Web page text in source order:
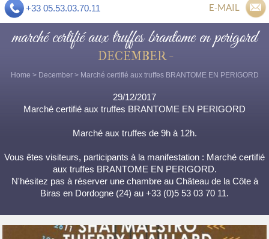
+33 05.53.03.70.11 E-MAIL
marché certifié aux truffes brantome en perigord
DECEMBER -
Home > December> Marché certifié aux truffes BRANTOME EN PERIGORD
29/12/2017
Marché certifié aux truffes BRANTOME EN PERIGORD
Marché aux truffes de 9h à 12h.
Vous êtes visiteurs, participants à la manifestation : Marché certifié
aux truffes BRANTOME EN PERIGORD.
N'hésitez pas à réserver une chambre au Château de la Côte à
Biras en Dordogne (24) au +33 (0)5 53 03 70 11.